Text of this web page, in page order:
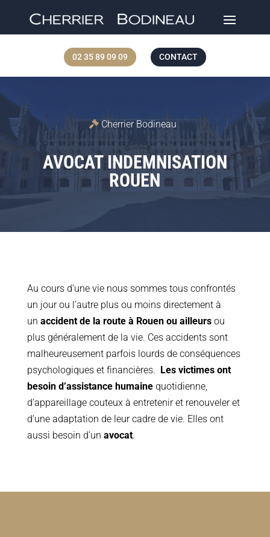
02 35 89 09 09 CONTACT
Cherrier Bodineau
AVOCAT INDEMNISATION
ROUEN
Au cours d’une vie nous sommes tous confrontés
un jour ou l’autre plus ou moins directement à
un accident de la route à Rouen ou ailleursou
plus généralement de la vie. Ces accidents sont
malheureusement parfois lourds de conséquences
psychologiques et financières. Les victimes ont
besoin d’assistance humainequotidienne,
d’appareillage couteux à entretenir et renouveler et
d’une adaptation de leur cadre de vie. Elles ont
aussi besoin d’un avocat.